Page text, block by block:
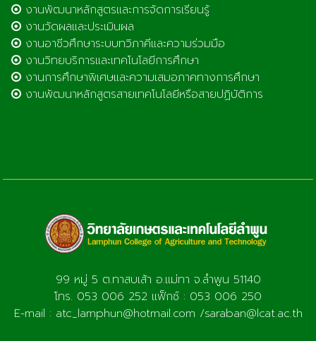
งานพัฒนาหลักสูตรและการจัดการเรียนรู้
งานวัดผลและประเมินผล
งานอาชีวศึกษาระบบทวิภาคีและความร่วมมือ
งานวิทยบริการและเทคโนโลยีการศึกษา
งานการศึกษาพิเศษและความเสมอภาคทางการศึกษา
งานพัฒนาหลักสูตรสายเทคโนโลยีหรือสายปฏิบัติการ
99 หมู่ 5 ต.ทาสบเส้า อ.แม่ทา จ.ลำพูน 51140
โทร. 053 006 252 แฟ็กซ์ : 053 006 250
E-mail : atc_lamphun@hotmail.com /saraban@lcat.ac.th